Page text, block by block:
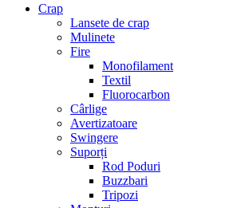
Crap
Lansete de crap
Mulinete
Fire
Monofilament
Textil
Fluorocarbon
Cârlige
Avertizatoare
Swingere
Suporți
Rod Poduri
Buzzbari
Tripozi